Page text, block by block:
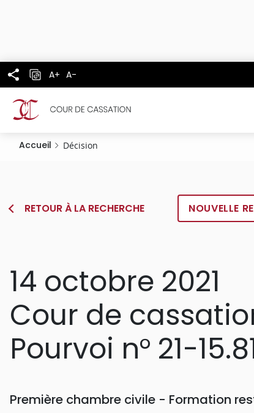
A+ A-
Accueil Décision
RETOUR À LA RECHERCHE NOUVELLE
14 octobre 2021
Cour de
Pourvoi n° 21-
Première chambre civile - Formation